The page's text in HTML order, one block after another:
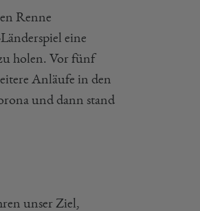
Renne
eine
holen. Vor fünf
Anläufe in den
und dann stand
unser Ziel,